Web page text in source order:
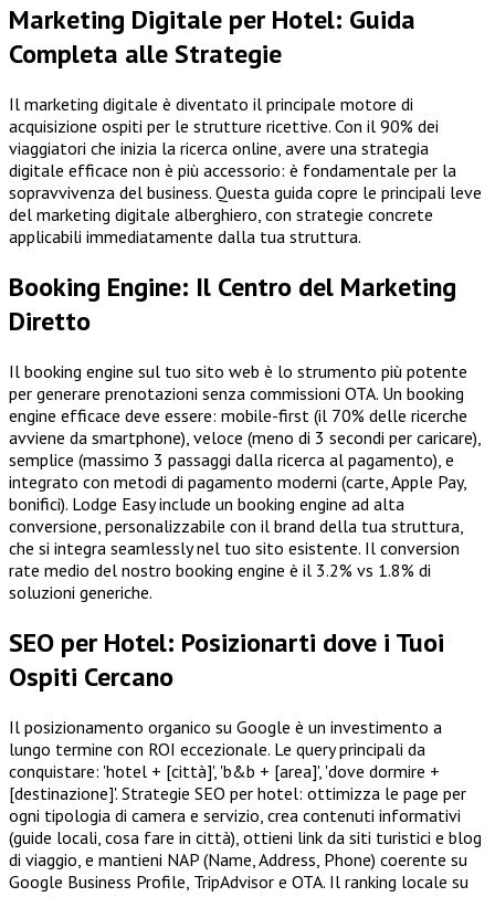
Marketing Digitale per Hotel: Guida
Completa alle Strategie
Il marketing digitale è diventato il principale motore di
acquisizione ospiti per le strutture ricettive. Con il 90% dei
viaggiatori che inizia la ricerca online, avere una strategia
digitale efficace non è più accessorio: è fondamentale per la
sopravvivenza del business. Questa guida copre le principali leve
del marketing digitale alberghiero, con strategie concrete
applicabili immediatamente dalla tua struttura.
Booking Engine: Il Centro del Marketing
Diretto
Il booking engine sul tuo sito web è lo strumento più potente
per generare prenotazioni senza commissioni OTA. Un booking
engine efficace deve essere: mobile-first (il 70% delle ricerche
avviene da smartphone), veloce (meno di 3 secondi per caricare),
semplice (massimo 3 passaggi dalla ricerca al pagamento), e
integrato con metodi di pagamento moderni (carte, Apple Pay,
bonifici). Lodge Easy include un booking engine ad alta
conversione, personalizzabile con il brand della tua struttura,
che si integra seamlessly nel tuo sito esistente. Il conversion
rate medio del nostro booking engine è il 3.2% vs 1.8% di
soluzioni generiche.
SEO per Hotel: Posizionarti dove i Tuoi
Ospiti Cercano
Il posizionamento organico su Google è un investimento a
lungo termine con ROI eccezionale. Le query principali da
conquistare: 'hotel + [città]', 'b&b + [area]', 'dove dormire +
[destinazione]'. Strategie SEO per hotel: ottimizza le page per
ogni tipologia di camera e servizio, crea contenuti informativi
(guide locali, cosa fare in città), ottieni link da siti turistici e blog
di viaggio, e mantieni NAP (Name, Address, Phone) coerente su
Google Business Profile, TripAdvisor e OTA. Il ranking locale su